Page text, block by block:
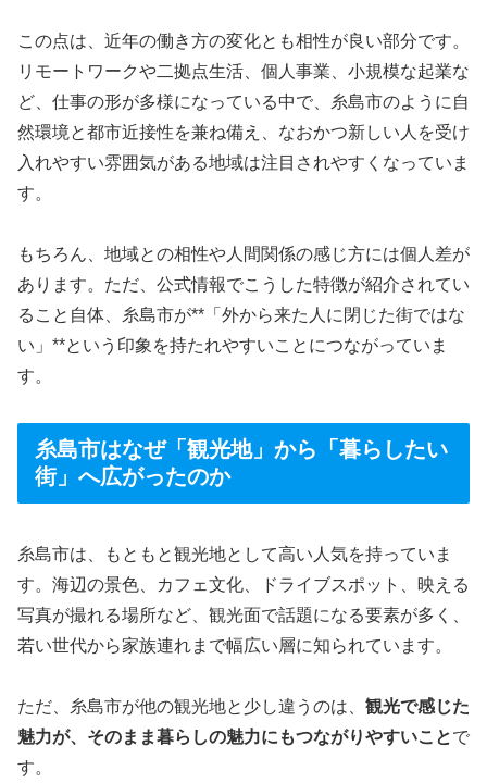
この点は、近年の働き方の変化とも相性が良い部分です。
リモートワークや二拠点生活、個人事業、小規模な起業な
ど、仕事の形が多様になっている中で、糸島市のように自
然環境と都市近接性を兼ね備え、なおかつ新しい人を受け
入れやすい雰囲気がある地域は注目されやすくなっていま
す。
もちろん、地域との相性や人間関係の感じ方には個人差が
あります。ただ、公式情報でこうした特徴が紹介されてい
ること自体、糸島市が**「外から来た人に閉じた街ではな
い」**という印象を持たれやすいことにつながっていま
す。
糸島市はなぜ「観光地」から「暮らしたい
街」へ広がったのか
糸島市は、もともと観光地として高い人気を持っていま
す。海辺の景色、カフェ文化、ドライブスポット、映える
写真が撮れる場所など、観光面で話題になる要素が多く、
若い世代から家族連れまで幅広い層に知られています。
ただ、糸島市が他の観光地と少し違うのは、 観光で感じた
魅力が、そのまま暮らしの魅力にもつながりやすいことで
す。